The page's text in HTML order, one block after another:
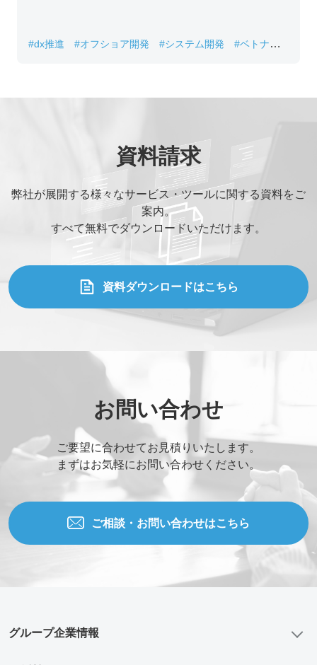
#dx推進 #オフショア開発 #システム開発
#ベトナムIT
資料請求
弊社が展開する様々なサービス・ツールに関する資料をご
案内。
すべて無料でダウンロードいただけます。
資料ダウンロードはこちら
お問い合わせ
ご要望に合わせてお見積りいたします。
まずはお気軽にお問い合わせください。
ご相談・お問い合わせはこちら
グループ企業情報